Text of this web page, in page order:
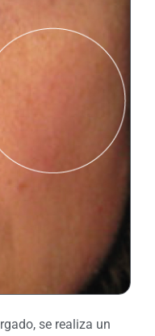
se realiza un